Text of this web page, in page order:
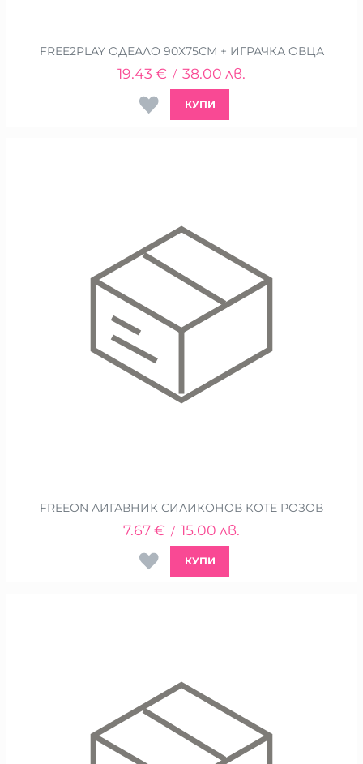
FREE2PLAY ОДЕАЛО 90Х75СМ + ИГРАЧКА ОВЦА
19.43 € / 38.00 лв.
КУПИ
FREEON ЛИГАВНИК СИЛИКОНОВ КОТЕ РОЗОВ
7.67€ / 15.00 лв.
КУПИ